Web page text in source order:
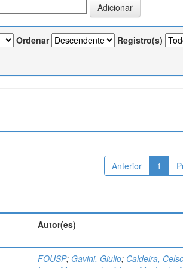
Ordenar Registro(s)
Anterior 1
Autor(es)
FOUSP; Gavini, Giulio; Caldeira,